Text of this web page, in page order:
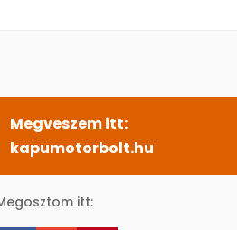
Megveszem itt:
kapumotorbolt.hu
itt: